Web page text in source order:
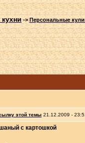
->Персональные
этой темы 21.12.2009 -
с картошкой